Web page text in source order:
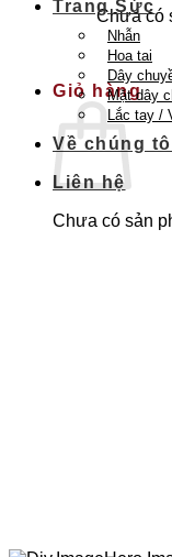
Chưa có
Quay trở
Giỏ hàng
Chưa có sản
Trang Sức
Nhẫn
Hoa tai
Dây
Mặt dây
Lắc tay /
Về chúng
Liên hệ